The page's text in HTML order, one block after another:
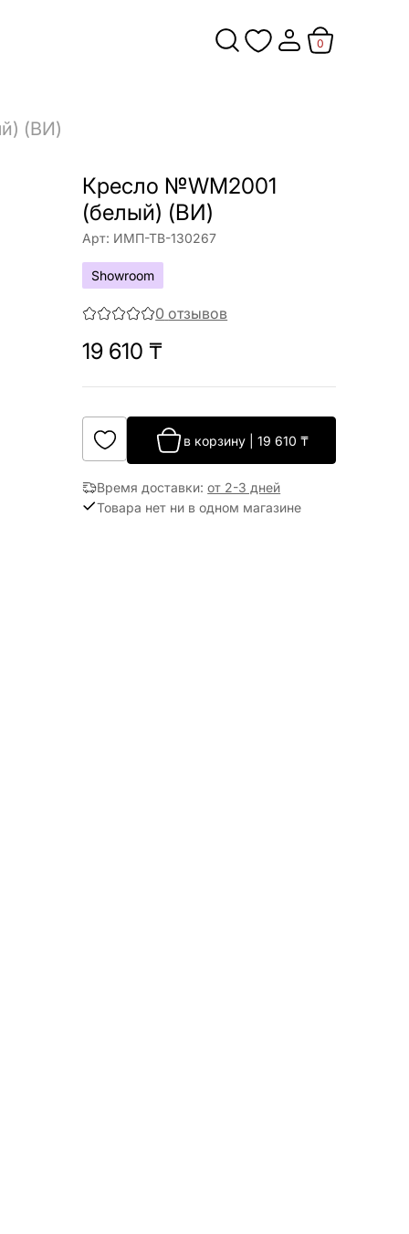
0
(ВИ)
Кресло №WM2001
(белый) (ВИ)
Арт: ИМП-ТВ-130267
Showroom
0 отзывов
19 610 ₸
в корзину |19 610 ₸
Время доставки:от 2-3 дней
Товара нет ни в одном магазине